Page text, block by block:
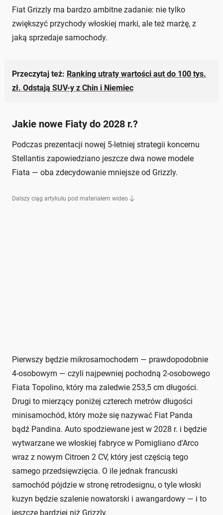
Fiat Grizzly ma bardzo ambitne zadanie: nie tylko
zwiększyć przychody włoskiej marki, ale też marżę, z
jaką sprzedaje samochody.
Przeczytaj też: Ranking utraty wartości aut do 100 tys.
zł. Odstają SUV-y z Chin i Niemiec
Jakie nowe Fiaty do 2028 r.?
Podczas prezentacji nowej 5-letniej strategii koncernu
Stellantis zapowiedziano jeszcze dwa nowe modele
Fiata — oba zdecydowanie mniejsze od Grizzly.
Dalszy ciąg artykułu pod materiałem wideo
Pierwszy będzie mikrosamochodem — prawdopodobnie
4-osobowym — czyli najpewniej pochodną 2-osobowego
Fiata Topolino, który ma zaledwie 253,5 cm długości.
Drugi to mierzący poniżej czterech metrów długości
minisamochód, który może się nazywać Fiat Panda
bądź Pandina. Auto spodziewane jest w 2028 r. i będzie
wytwarzane we włoskiej fabryce w Pomigliano d'Arco
wraz z nowym Citroen 2 CV, który jest częścią tego
samego przedsięwzięcia. O ile jednak francuski
samochód pójdzie w stronę retrodesignu, o tyle włoski
kuzyn będzie szalenie nowatorski i awangardowy — i to
jeszcze bardziej niż Grizzly.